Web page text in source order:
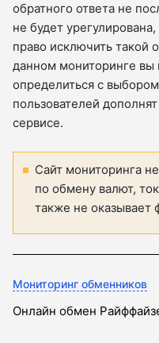
обратного ответа не
не будет
право исключить такой
данном мониторинге
определиться с
пользователей
сервисе.
Сайт мониторинга
по обмену валют,
также не оказывает
Мониторинг обменников
Онлайн обмен